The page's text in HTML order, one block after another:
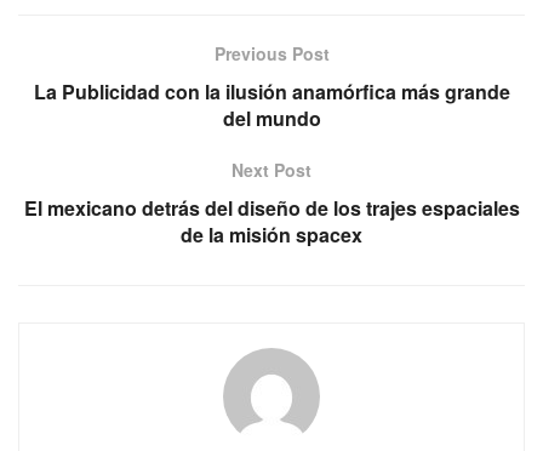
Previous Post
La Publicidad con la ilusión anamórfica más grande
del mundo
Next Post
El mexicano detrás del diseño de los trajes espaciales
de la misión spacex